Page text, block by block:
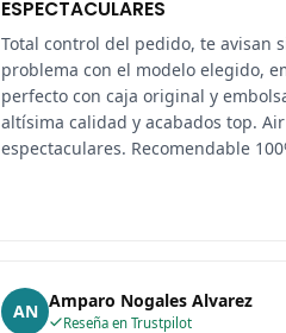
ESPECTACULARES
Total control del pedido, te avisan
problema con el modelo elegido,
perfecto con caja original y
altísima calidad y acabados top.
espectaculares. Recomendable
AN Amparo Nogales Alvarez
Reseña en Trustpilot